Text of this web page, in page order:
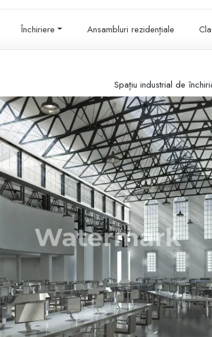
Închiriere Ansambluri rezidențiale
Spațiu industrial de